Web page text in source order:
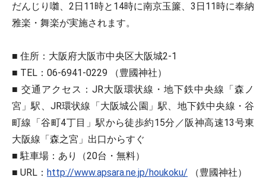
だんじり囃、2日11時と14時に南京玉簾、3日11時に奉納
雅楽・舞楽が実施されます。
■ 住所：大阪府大阪市中央区大阪城2-1
■ TEL：06-6941-0229 （豊國神社）
■ 交通アクセス：JR大阪環状線・地下鉄中央線「森ノ
宮」駅、JR環状線「大阪城公園」駅、地下鉄中央線・谷
町線「谷町4丁目」駅から徒歩約15分／阪神高速13号東
大阪線「森之宮」出口からすぐ
■ 駐車場：あり（20台・無料）
■ URL： http://www.apsara.ne.jp/houkoku/ （豊國神社）